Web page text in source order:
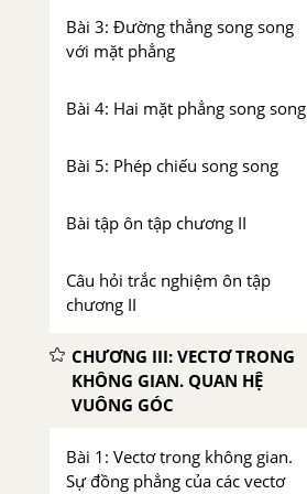
Bài 3: Đường thẳng song song
với mặt phẳng
Bài 4: Hai mặt phẳng song song
Bài 5: Phép chiếu song song
Bài tập ôn tập chương II
Câu hỏi trắc nghiệm ôn tập
chương II
CHƯƠNG III: VECTƠ TRONG
KHÔNG GIAN. QUAN HỆ
VUÔNG GÓC
Bài 1: Vectơ trong không gian.
Sự đồng phẳng của các vectơ